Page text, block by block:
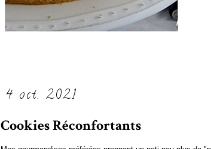
4 oct. 2021
Cookies Réconfortants